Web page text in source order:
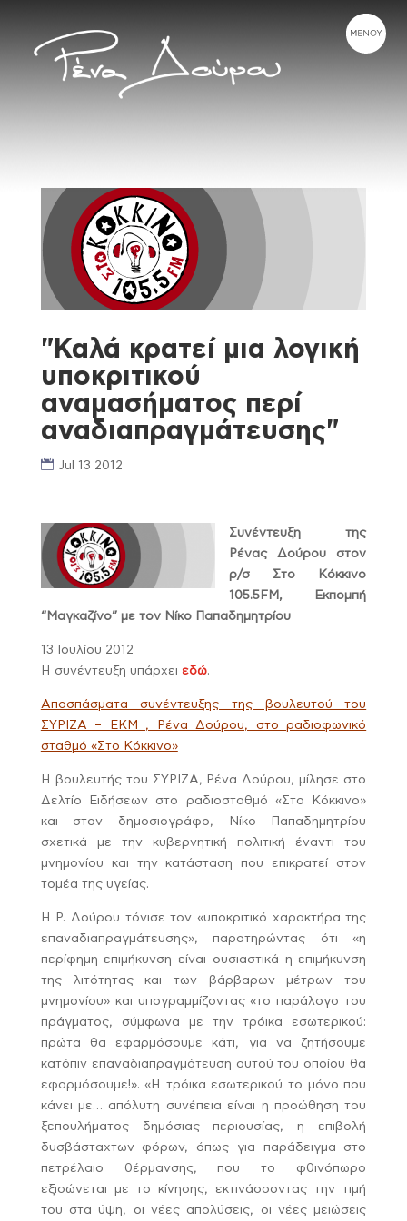
"Καλά κρατεί μια λογική
υποκριτικού
αναμασήματος περί
αναδιαπραγμάτευσης"
Jul 13 2012
Συνέντευξη της
Ρένας Δούρου στον
ρ/σ Στο Κόκκινο
105.5FM, Εκπομπή
“Μαγκαζίνο” με τον Νίκο Παπαδημητρίου
13 Ιουλίου 2012
Η συνέντευξη υπάρχει εδώ.
Αποσπάσματα συνέντευξης της βουλευτού του
ΣΥΡΙΖΑ – ΕΚΜ , Ρένα Δούρου, στο ραδιοφωνικό
σταθμό «Στο Κόκκινο»
Η βουλευτής του ΣΥΡΙΖΑ, Ρένα Δούρου, μίλησε στο
Δελτίο Ειδήσεων στο ραδιοσταθμό «Στο Κόκκινο»
και στον δημοσιογράφο, Νίκο Παπαδημητρίου
σχετικά με την κυβερνητική πολιτική έναντι του
μνημονίου και την κατάσταση που επικρατεί στον
τομέα της υγείας.
Η Ρ. Δούρου τόνισε τον «υποκριτικό χαρακτήρα της
επαναδιαπραγμάτευσης», παρατηρώντας ότι «η
περίφημη επιμήκυνση είναι ουσιαστικά η επιμήκυνση
της λιτότητας και των βάρβαρων μέτρων του
μνημονίου» και υπογραμμίζοντας «το παράλογο του
πράγματος, σύμφωνα με την τρόικα εσωτερικού:
πρώτα θα εφαρμόσουμε κάτι, για να ζητήσουμε
κατόπιν επαναδιαπραγμάτευση αυτού του οποίου θα
εφαρμόσουμε!». «Η τρόικα εσωτερικού το μόνο που
κάνει με… απόλυτη συνέπεια είναι η προώθηση του
ξεπουλήματος δημόσιας περιουσίας, η επιβολή
δυσβάσταχτων φόρων, όπως για παράδειγμα στο
πετρέλαιο θέρμανσης, που το φθινόπωρο
εξισώνεται με το κίνησης, εκτινάσσοντας την τιμή
του στα ύψη, οι νέες απολύσεις, οι νέες μειώσεις